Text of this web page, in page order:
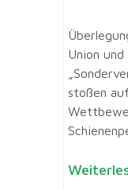
Union
stoßen